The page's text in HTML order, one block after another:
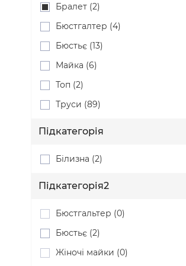
Бралет (2)
Бюстгалтер (4)
Бюстьє (13)
Майка (6)
Топ (2)
Труси (89)
Підкатегорія
Білизна (2)
Підкатегорія2
Бюстгальтер (0)
Бюстьє (2)
Жіночі майки (0)